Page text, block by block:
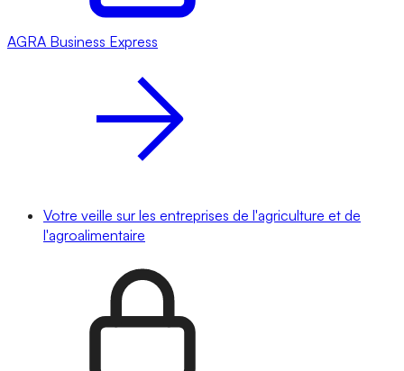
AGRA Business Express
Votre veille sur les entreprises de l'agriculture et de
l'agroalimentaire